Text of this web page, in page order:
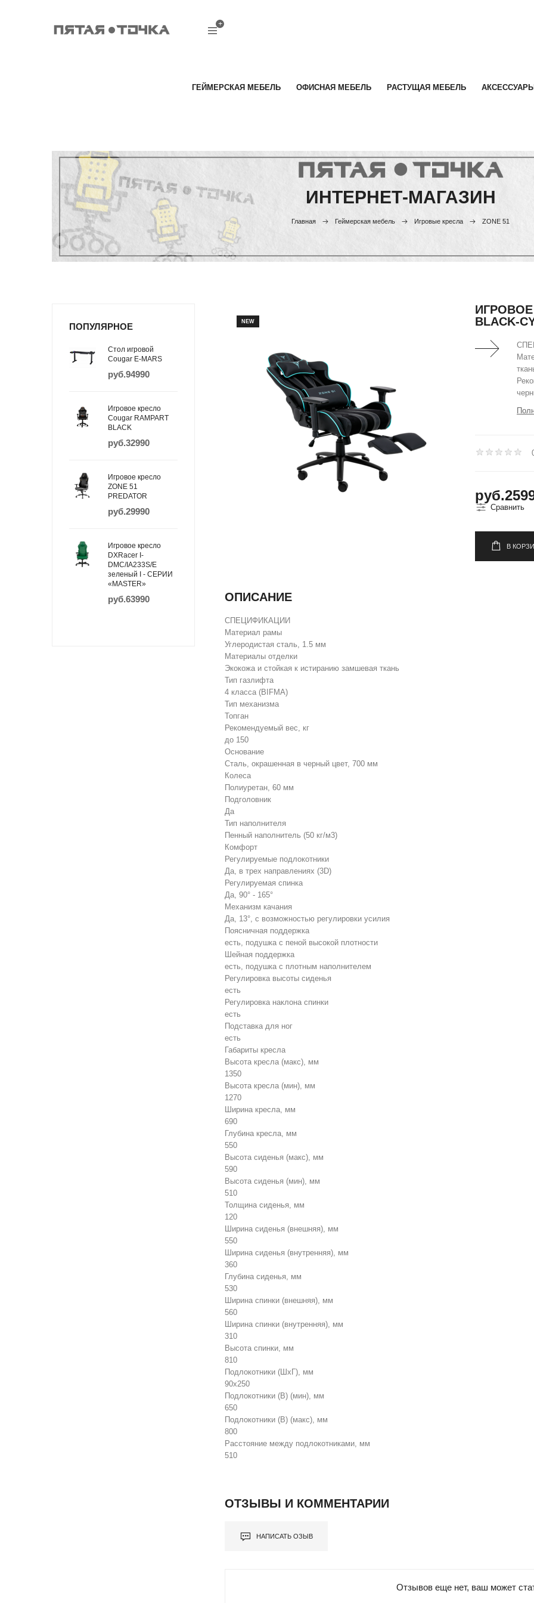
ГЕЙМЕРСКАЯ МЕБЕЛЬ ОФИСНАЯ МЕБЕЛЬ РАСТУЩАЯ МЕБЕЛЬ АКСЕССУАРЫ
ИНТЕРНЕТ-МАГАЗИН
Главная Геймерская мебель Игровые кресла ZONE 51
NEW
ИГРОВОЕ
BLACK-
В
ОПИСАНИЕ
СПЕЦИФИКАЦИИ
Материал рамы
Углеродистая сталь, 1.5 мм
Материалы отделки
Экокожа и стойкая к истиранию замшевая ткань
Тип газлифта
4 класса (BIFMA)
Тип механизма
Топган
Рекомендуемый вес, кг
до 150
Основание
Сталь, окрашенная в черный цвет, 700 мм
Колеса
Полиуретан, 60 мм
Подголовник
Да
Тип наполнителя
Пенный наполнитель (50 кг/м3)
Комфорт
Регулируемые подлокотники
Да, в трех направлениях (3D)
Регулируемая спинка
Да, 90° - 165°
Механизм качания
Да, 13°, с возможностью регулировки усилия
Поясничная поддержка
есть, подушка с пеной высокой плотности
Шейная поддержка
есть, подушка с плотным наполнителем
Регулировка высоты сиденья
есть
Регулировка наклона спинки
есть
Подставка для ног
есть
Габариты кресла
Высота кресла (макс), мм
1350
Высота кресла (мин), мм
1270
Ширина кресла, мм
690
Глубина кресла, мм
550
Высота сиденья (макс), мм
590
Высота сиденья (мин), мм
510
Толщина сиденья, мм
120
Ширина сиденья (внешняя), мм
550
Ширина сиденья (внутренняя), мм
360
Глубина сиденья, мм
530
Ширина спинки (внешняя), мм
560
Ширина спинки (внутренняя), мм
310
Высота спинки, мм
810
Подлокотники (ШхГ), мм
90х250
Подлокотники (В) (мин), мм
650
Подлокотники (В) (макс), мм
800
Расстояние между подлокотниками, мм
510
ОТЗЫВЫ И КОММЕНТАРИИ
НАПИСАТЬ ОЗЫВ
Отзывов еще нет, ваш может
ПОПУЛЯРНОЕ
Стол игровой
Cougar E-MARS
руб.94990
Игровое кресло
Cougar RAMPART
BLACK
руб.32990
Игровое кресло
ZONE 51
PREDATOR
руб.29990
Игровое кресло
DXRacer I-
DMC/IA233S/E
зеленый I - СЕРИИ
«MASTER»
руб.63990